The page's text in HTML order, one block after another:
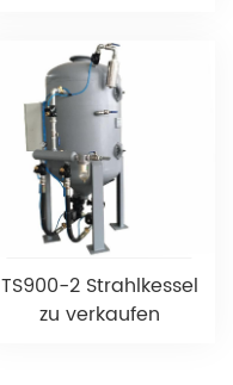
TS900-2 Strahlkessel
zu verkaufen